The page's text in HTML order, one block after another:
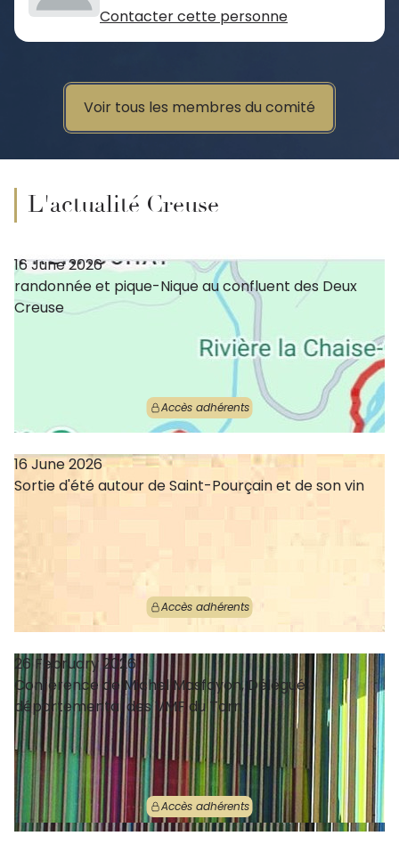
Contacter cette personne
Voir tous les membres du comité
L'actualité Creuse
16 June 2026
randonnée et pique-Nique au confluent des Deux
Creuse
Accès adhérents
16 June 2026
Sortie d'été autour de Saint-Pourçain et de son vin
Accès adhérents
26 February 2026
Conférence de Michel Masfayon, Délégué
départemental des VMF du Tarn
Accès adhérents